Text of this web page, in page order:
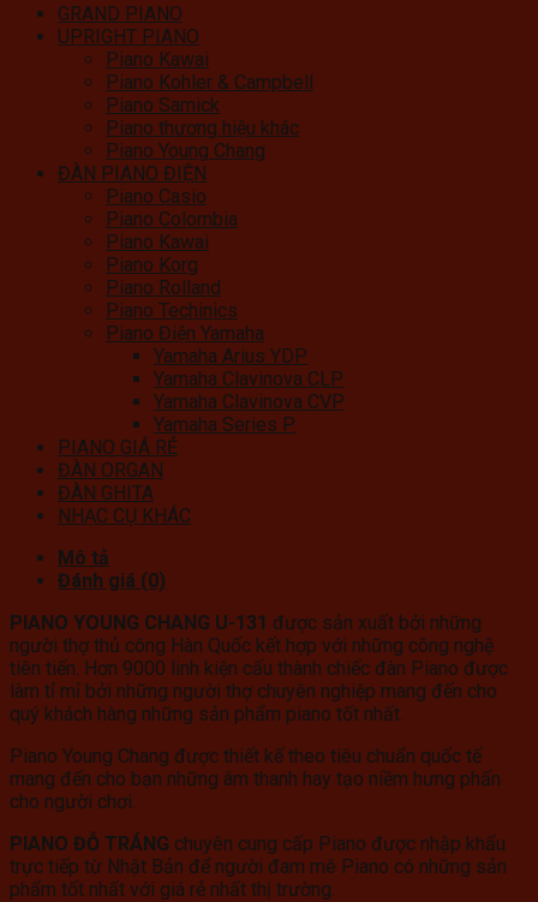
GRAND PIANO
UPRIGHT PIANO
Piano Kawai
Piano Kohler & Campbell
Piano Samick
Piano thương hiệu khác
Piano Young Chang
ĐÀN PIANO ĐIỆN
Piano Casio
Piano Colombia
Piano Kawai
Piano Korg
Piano Rolland
Piano Techinics
Piano Điện Yamaha
Yamaha Arius YDP
Yamaha Clavinova CLP
Yamaha Clavinova CVP
Yamaha Series P
PIANO GIÁ RẺ
ĐÀN ORGAN
ĐÀN GHITA
NHẠC CỤ KHÁC
Mô tả
Đánh giá (0)
PIANO YOUNG CHANG U-131 được sản xuất bởi những
người thợ thủ công Hàn Quốc kết hợp với những công nghệ
tiên tiến. Hơn 9000 linh kiện cấu thành chiếc đàn Piano được
làm tỉ mỉ bởi những người thợ chuyên nghiệp mang đến cho
quý khách hàng những sản phẩm piano tốt nhất.
Piano Young Chang được thiết kế theo tiêu chuẩn quốc tế
mang đến cho bạn những âm thanh hay tạo niềm hưng phấn
cho người chơi.
PIANO ĐỖ TRÁNG chuyên cung cấp Piano được nhập khẩu
trực tiếp từ Nhật Bản để người đam mê Piano có những sản
phẩm tốt nhất với giá rẻ nhất thị trường.